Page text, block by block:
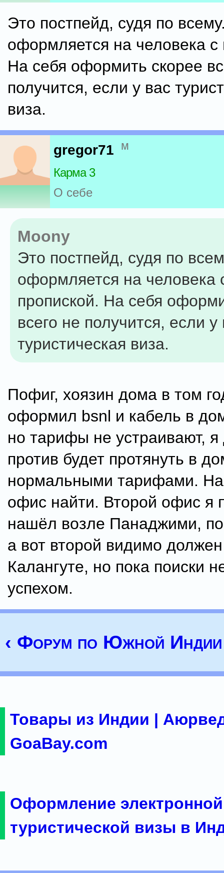
Это постпейд, судя по
оформляется на человека с
На себя оформить скорее
получится, если у вас
виза.
gregor71 м
Карма 3
О себе
Moony
Это постпейд, судя по
оформляется на человека
пропиской. На себя
всего не получится, если у
туристическая виза.
Пофиг, хоязин дома в том
оформил bsnl и кабель в
но тарифы не устраивают,
против будет протянуть в
нормальными тарифами.
офис найти. Второй офис я
нашёл возле Панаджими, по
а вот второй видимо
Калангуте, но пока поиски
успехом.
‹ Форум по Южной
Товары из Индии |
GoaBay.com
Оформление электронной
туристической визы в